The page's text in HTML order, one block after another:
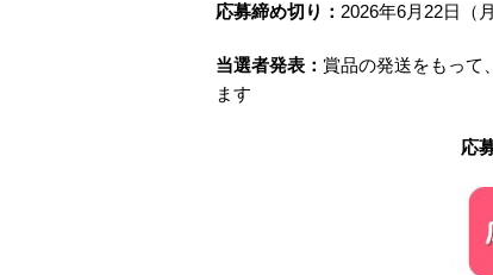
応募締め切り： 2026年6月22日（
当選者発表： 賞品の発送をもって
ます
応